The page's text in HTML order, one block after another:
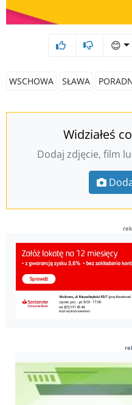
😊
WSCHOWA SŁAWA
Widziałeś
Dodaj zdjęcie, film